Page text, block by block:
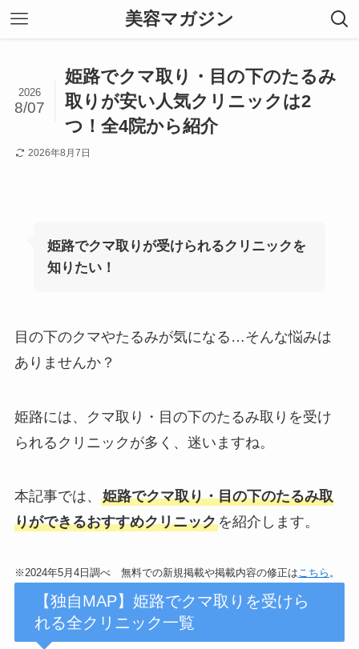
美容マガジン
姫路でクマ取り・目の下のたるみ
取りが安い人気クリニックは2
つ！全4院から紹介
2026
8/07
2026年8月7日
姫路でクマ取りが受けられるクリニックを
知りたい！
目の下のクマやたるみが気になる…そんな悩みは
ありませんか？
姫路には、クマ取り・目の下のたるみ取りを受け
られるクリニックが多く、迷いますね。
本記事では、 姫路でクマ取り・目の下のたるみ取
りができるおすすめクリニックを紹介します。
※2024年5月4日調べ 無料での新規掲載や掲載内容の修正はこちら 。
【独自MAP】姫路でクマ取りを受けら
れる全クリニック一覧